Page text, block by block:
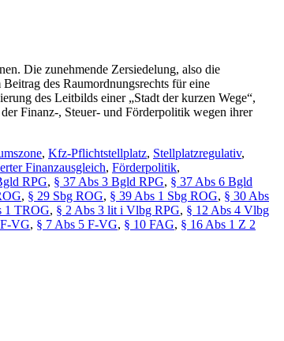
Die zunehmende Zersiedelung, also die
des Raumordnungsrechts für eine
des Leitbilds einer „Stadt der kurzen Wege“,
Finanz-, Steuer- und Förderpolitik wegen ihrer
, Kfz-Pflichtstellplatz, Stellplatzregulativ,
Finanzausgleich, Förderpolitik,
RPG, § 37 Abs 3 Bgld RPG, § 37 Abs 6 Bgld
, § 29 Sbg ROG, § 39 Abs 1 Sbg ROG, § 30 Abs
1 TROG, § 2 Abs 3 lit i Vlbg RPG, § 12 Abs 4 Vlbg
VG, § 7 Abs 5 F-VG, § 10 FAG, § 16 Abs 1 Z 2